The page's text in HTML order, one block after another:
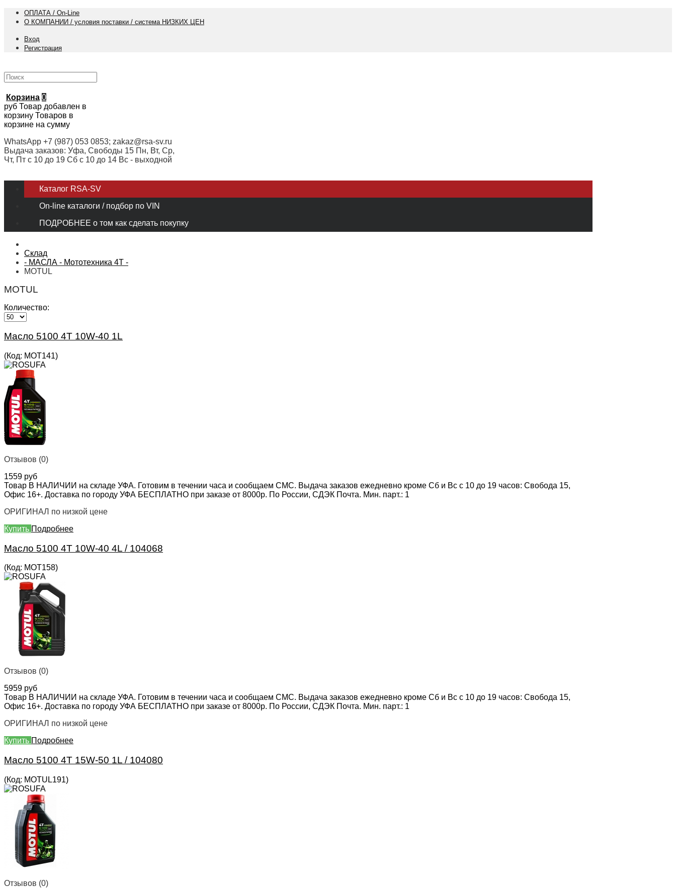
ОПЛАТА / On-Line
О КОМПАНИИ / условия поставки / система НИЗКИХ ЦЕН
Вход
Регистрация
Корзина 0
руб Товар добавлен в
корзину Товаров в
корзине на сумму
WhatsApp +7 (987) 053 0853; zakaz@rsa-sv.ru
Выдача заказов: Уфа, Свободы 15 Пн, Вт, Ср,
Чт, Пт с 10 до 19 Сб с 10 до 14 Вс - выходной
Каталог RSA-SV
On-line каталоги / подбор по VIN
ПОДРОБНЕЕ о том как сделать покупку
Склад
- МАСЛА - Мототехника 4Т -
MOTUL
MOTUL
Количество:
Масло 5100 4T 10W-40 1L
(Код: MOT141)
Отзывов (0)
1559 руб
Товар В НАЛИЧИИ на складе УФА. Готовим в течении часа и сообщаем СМС. Выдача заказов ежедневно кроме Сб и Вс с 10 до 19 часов: Свобода 15,
Офис 16+. Доставка по городу УФА БЕСПЛАТНО при заказе от 8000р. По России, СДЭК Почта. Мин. парт.: 1
ОРИГИНАЛ по низкой цене
Купить Подробнее
Масло 5100 4T 10W-40 4L / 104068
(Код: MOT158)
Отзывов (0)
5959 руб
Товар В НАЛИЧИИ на складе УФА. Готовим в течении часа и сообщаем СМС. Выдача заказов ежедневно кроме Сб и Вс с 10 до 19 часов: Свобода 15,
Офис 16+. Доставка по городу УФА БЕСПЛАТНО при заказе от 8000р. По России, СДЭК Почта. Мин. парт.: 1
ОРИГИНАЛ по низкой цене
Купить Подробнее
Масло 5100 4T 15W-50 1L / 104080
(Код: MOTUL191)
Отзывов (0)